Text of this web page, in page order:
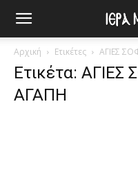
Αρχική Ετικέτες ΑΓΙΕΣ
Ετικέτα: ΑΓΙΕΣ
ΑΓΑΠΗ